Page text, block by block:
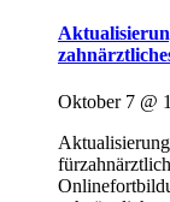
Oktober 7 @